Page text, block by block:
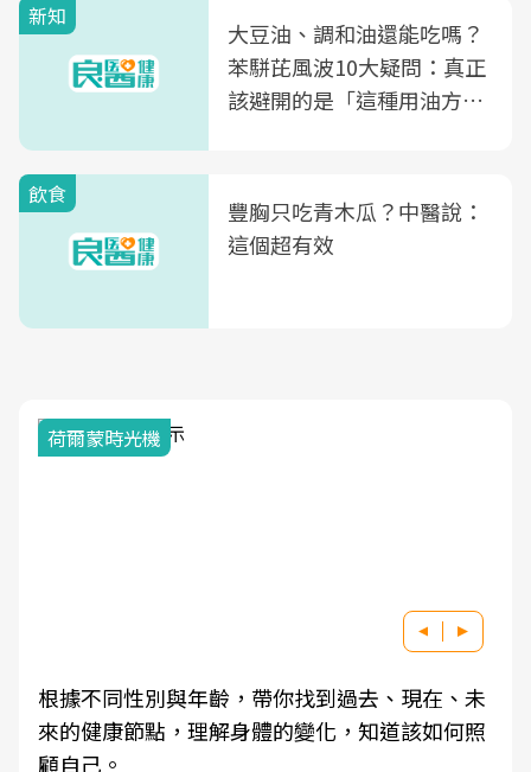
新知
大豆油、調和油還能吃嗎？
苯駢芘風波10大疑問：真正
該避開的是「這種用油方
飲食
豐胸只吃青木瓜？中醫說：
這個超有效
荷爾蒙時光機
根據不同性別與年齡，帶你找到過去、現在、未
來的健康節點，理解身體的變化，知道該如何照
顧自己。